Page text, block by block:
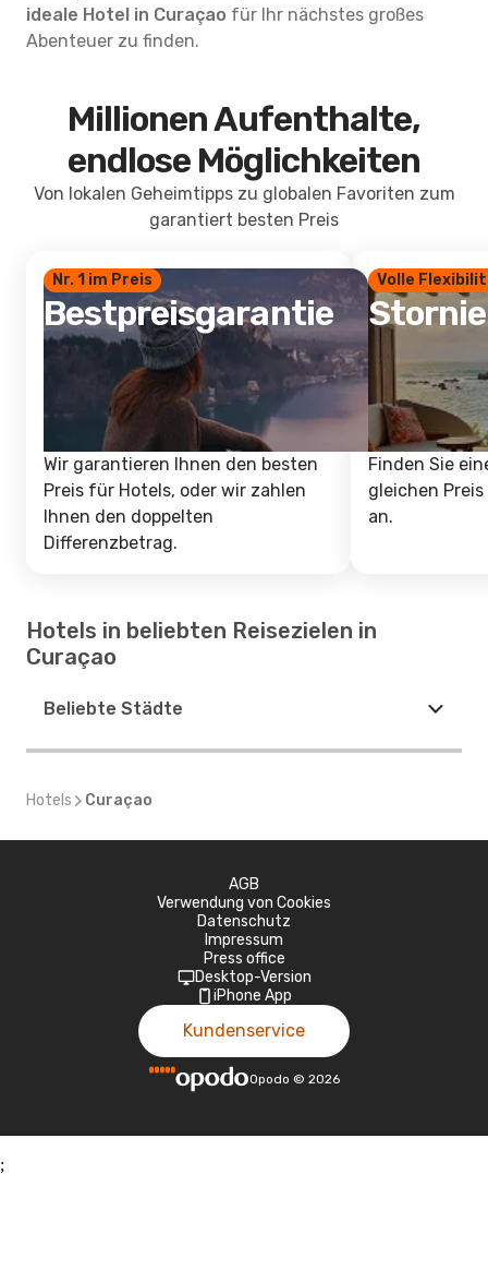
ideale Hotel in Curaçao für Ihr nächstes großes
Abenteuer zu finden.
Millionen Aufenthalte,
endlose Möglichkeiten
Von lokalen Geheimtipps zu globalen Favoriten zum
garantiert besten Preis
Nr. 1 im Preis
Bestpreisgarantie
Wir garantieren Ihnen den besten
Preis für Hotels, oder wir zahlen
Ihnen den doppelten
Differenzbetrag.
Volle
Finden Sie
gleichen
an.
Hotels in beliebten Reisezielen in
Curaçao
Beliebte Städte
Hotels Curaçao
AGB
Verwendung von Cookies
Datenschutz
Impressum
Press office
Desktop-Version
iPhone App
Kundenservice
Opodo © 2026
;